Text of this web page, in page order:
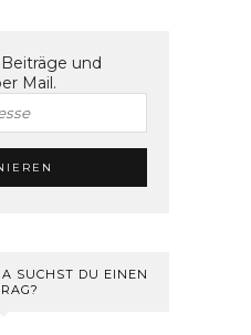
und
Mail.
SUCHST DU EINEN